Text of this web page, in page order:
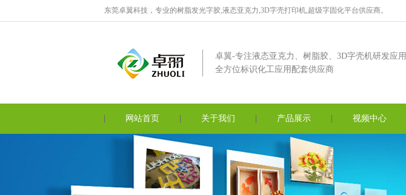
东莞卓翼科技，专业的树脂发光字胶,液态亚克力,3D字壳打印机,超级字固化平台供应商。
卓翼-专注液态亚克力、树脂胶、3D字壳机研发应用
全方位标识化工应用配套供应商
网站首页 关于我们 产品展示 视频中心